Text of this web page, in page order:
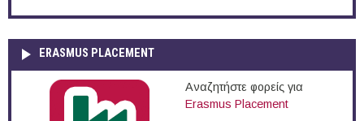
ERASMUS PLACEMENT
Αναζητήστε φορείς για
Erasmus Placement